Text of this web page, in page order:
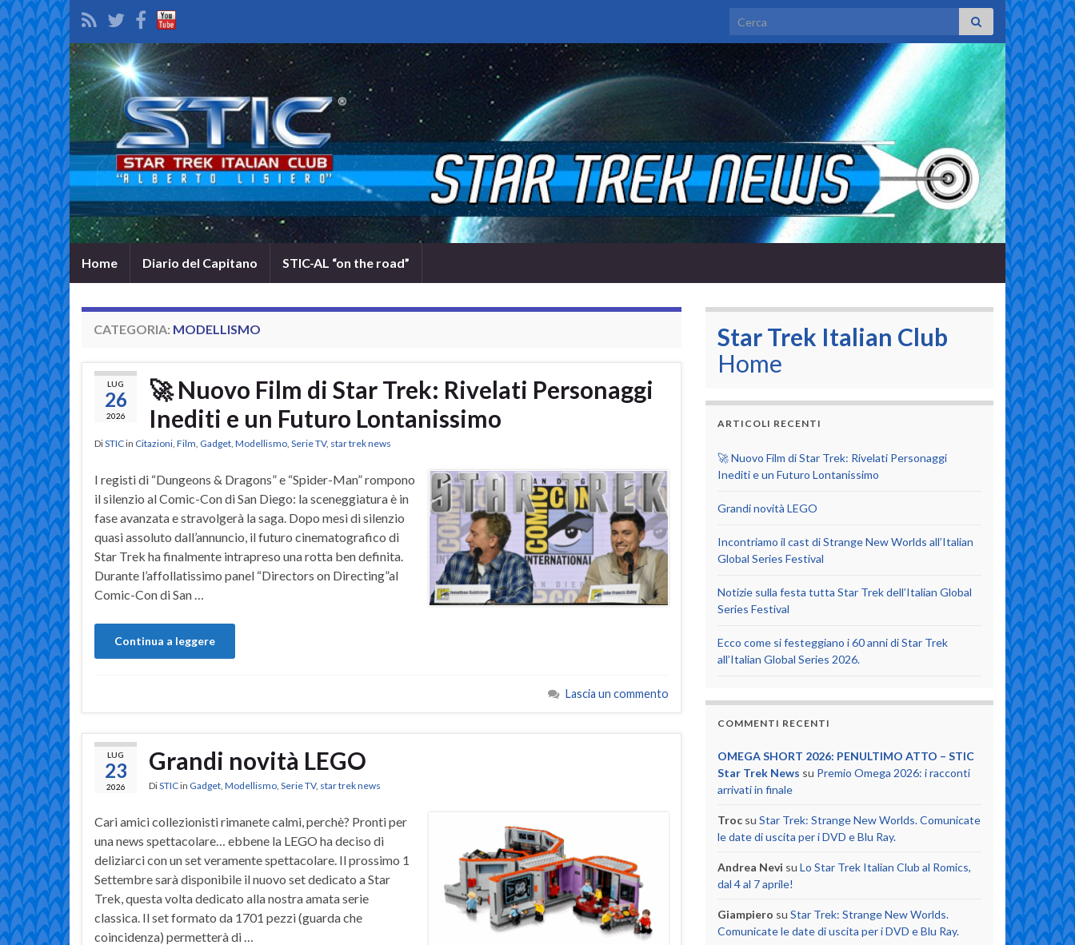
Search for:
Home Diario del Capitano STIC-AL “on the road”
CATEGORIA: MODELLISMO
LUG
26
2026
🚀 Nuovo Film di Star Trek: Rivelati Personaggi
Inediti e un Futuro Lontanissimo
DiSTICin Citazioni, Film, Gadget, Modellismo, Serie TV, star trek news
I registi di “Dungeons & Dragons” e “Spider-Man” rompono
il silenzio al Comic-Con di San Diego: la sceneggiatura è in
fase avanzata e stravolgerà la saga. Dopo mesi di silenzio
quasi assoluto dall’annuncio, il futuro cinematografico di
Star Trek ha finalmente intrapreso una rotta ben definita.
Durante l’affollatissimo panel “Directors on Directing”al
Comic-Con di San …
Continua a leggere
Lascia un commento
LUG
23
2026
Grandi novità LEGO
DiSTICin Gadget, Modellismo, Serie TV, star trek news
Cari amici collezionisti rimanete calmi, perchè? Pronti per
una news spettacolare… ebbene la LEGO ha deciso di
deliziarci con un set veramente spettacolare. Il prossimo 1
Settembre sarà disponibile il nuovo set dedicato a Star
Trek, questa volta dedicato alla nostra amata serie
classica. Il set formato da 1701 pezzi (guarda che
coincidenza) permetterà di …
Star Trek Italian Club
Home
ARTICOLI RECENTI
🚀 Nuovo Film di Star Trek: Rivelati Personaggi
Inediti e un Futuro Lontanissimo
Grandi novità LEGO
Incontriamo il cast di Strange New Worlds all’Italian
Global Series Festival
Notizie sulla festa tutta Star Trek dell’Italian Global
Series Festival
Ecco come si festeggiano i 60 anni di Star Trek
all’Italian Global Series 2026.
COMMENTI RECENTI
OMEGA SHORT 2026: PENULTIMO ATTO – STIC
Star Trek News su Premio Omega 2026: i racconti
arrivati in finale
Troc su Star Trek: Strange New Worlds. Comunicate
le date di uscita per i DVD e Blu Ray.
Andrea Nevi su Lo Star Trek Italian Club al Romics,
dal 4 al 7 aprile!
Giampiero su Star Trek: Strange New Worlds.
Comunicate le date di uscita per i DVD e Blu Ray.